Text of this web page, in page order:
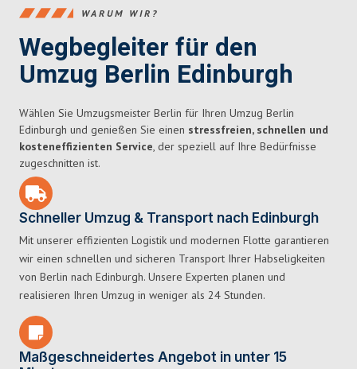
WARUM WIR?
Wegbegleiter für den
Umzug Berlin Edinburgh
Wählen Sie Umzugsmeister Berlin für Ihren Umzug Berlin
Edinburgh und genießen Sie einen stressfreien, schnellen und
kosteneffizienten Service, der speziell auf Ihre Bedürfnisse
zugeschnitten ist.
Schneller Umzug & Transport nach Edinburgh
Mit unserer effizienten Logistik und modernen Flotte garantieren
wir einen schnellen und sicheren Transport Ihrer Habseligkeiten
von Berlin nach Edinburgh. Unsere Experten planen und
realisieren Ihren Umzug in weniger als 24 Stunden.
Maßgeschneidertes Angebot in unter 15